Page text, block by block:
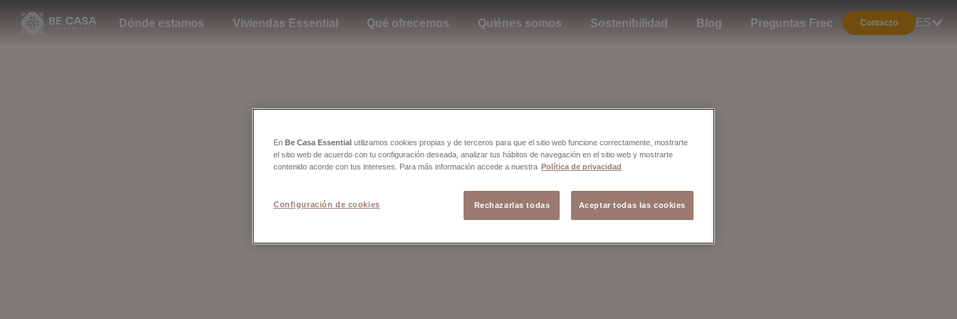
Dónde estamos Viviendas Essential Qué ofrecemos Quiénes somos Sostenibilidad Blog Preguntas FrecuentesContacto ES
En Be Casa Essential utilizamos cookies propias y de terceros para que el sitio web funcione correctamente, mostrarte
el sitio web de acuerdo con tu configuración deseada, analizar tus hábitos de navegación en el sitio web y mostrarte
contenido acorde con tus intereses. Para más información accede a nuestra Política de privacidad
Configuración de cookies Rechazarlas todas Aceptar todas las cookies